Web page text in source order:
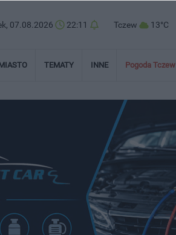
07.08.2026 22:11 Tczew 13°C
TEMATY INNE Pogoda Tczew